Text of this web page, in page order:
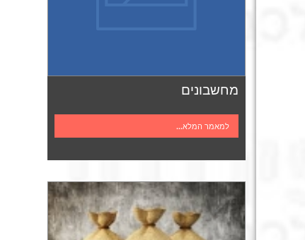
מחשבונים
למאמר המלא...